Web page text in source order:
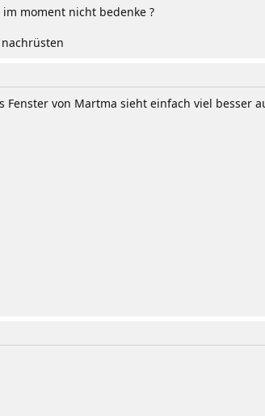
moment nicht bedenke ?
von Martma sieht einfach viel besser